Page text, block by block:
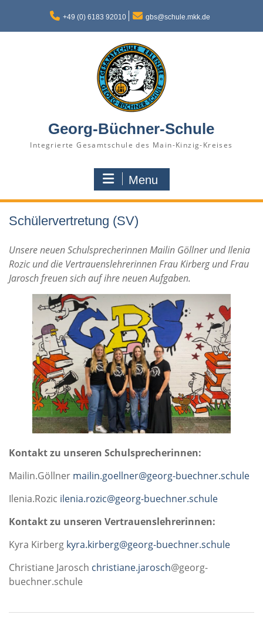
content
+49 (0) 6183 92010 gbs@schule.mkk.de
Georg-Büchner-Schule
Integrierte Gesamtschule des Main-Kinzig-Kreises
Menu
Schülervertretung (SV)
Unsere neuen Schulsprecherinnen Mailin Göllner und Ilenia
Rozic und die Vertrauenslehrerinnen Frau Kirberg und Frau
Jarosch freuen sich auf ihre neuen Aufgaben.
Kontakt zu unseren Schulsprecherinnen:
Mailin.Göllner mailin.goellner@georg-buechner.schule
Ilenia.Rozic ilenia.rozic@georg-buechner.schule
Kontakt zu unseren Vertrauenslehrerinnen:
Kyra Kirberg kyra.kirberg@georg-buechner.schule
Christiane Jarosch christiane.jarosch@georg-
buechner.schule